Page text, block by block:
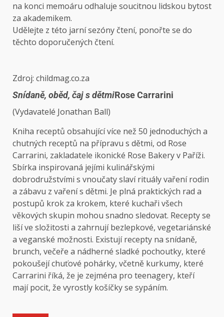
na konci memoáru odhaluje soucitnou lidskou bytost
za akademikem.
Udělejte z této jarní sezóny čtení, ponořte se do
těchto doporučených čtení.
Zdroj: childmag.co.za
Snídaně, oběd, čaj s dětmiRose Carrarini
(Vydavatelé Jonathan Ball)
Kniha receptů obsahující více než 50 jednoduchých a
chutných receptů na přípravu s dětmi, od Rose
Carrarini, zakladatele ikonické Rose Bakery v Paříži.
Sbírka inspirovaná jejími kulinářskými
dobrodružstvími s vnoučaty slaví rituály vaření rodin
a zábavu z vaření s dětmi. Je plná praktických rad a
postupů krok za krokem, které kuchaři všech
věkových skupin mohou snadno sledovat. Recepty se
liší ve složitosti a zahrnují bezlepkové, vegetariánské
a veganské možnosti. Existují recepty na snídaně,
brunch, večeře a nádherné sladké pochoutky, které
pokoušejí chuťové pohárky, včetně kurkumy, které
Carrarini říká, že je zejména pro teenagery, kteří
mají pocit, že vyrostly košíčky se sypáním.